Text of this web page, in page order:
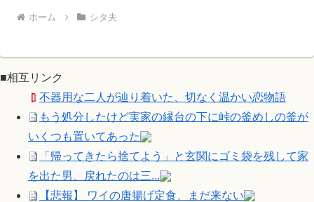
ホーム シタ夫
■相互リンク
不器用な二人が辿り着いた、切なく温かい恋物語
もう処分したけど実家の縁台の下に峠の釜めしの釜が
いくつも置いてあった
「帰ってきたら捨てよう」と玄関にゴミ袋を残して家
を出た男、戻れたのは三...
【悲報】 ワイの唐揚げ定食、まだ来ない